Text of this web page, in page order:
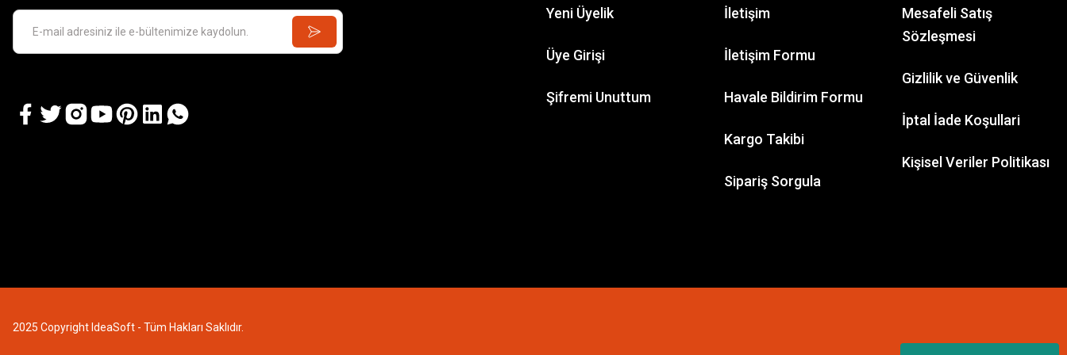
Yeni Üyelik
Üye Girişi
Şifremi Unuttum
İletişim
İletişim Formu
Havale Bildirim Formu
Kargo Takibi
Sipariş Sorgula
Mesafeli Satış
Sözleşmesi
Gizlilik ve Güvenlik
İptal İade Koşullari
Kişisel Veriler Politikası
2025 Copyright IdeaSoft - Tüm Hakları Saklıdır.